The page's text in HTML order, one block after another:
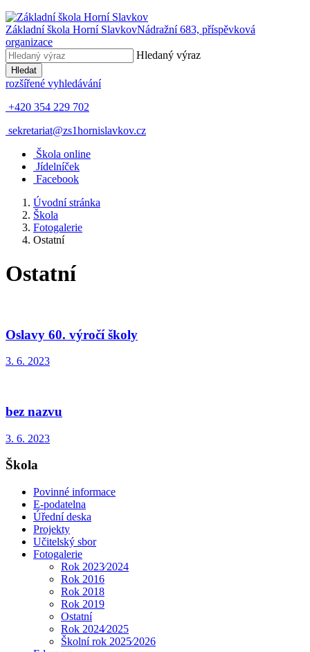
Základní škola Horní SlavkovNádražní 683, příspěvková
organizace
Hledaný výraz
Hledat
rozšířené vyhledávání
+420 354 229 702
sekretariat@zs1hornislavkov.cz
Škola online
Jídelníček
Facebook
Úvodní stránka
Škola
Fotogalerie
Ostatní
Ostatní
Oslavy 60. výročí školy
3. 6. 2023
bez nazvu
3. 6. 2023
Škola
Povinné informace
E-podatelna
Úřední deska
Projekty
Učitelský sbor
Fotogalerie
Rok 2023⁄2024
Rok 2016
Rok 2018
Rok 2019
Ostatní
Rok 2024⁄2025
Školní rok 2025⁄2026